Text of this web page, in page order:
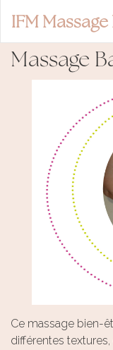
IFM
Massage
Ce massage bien-
différentes